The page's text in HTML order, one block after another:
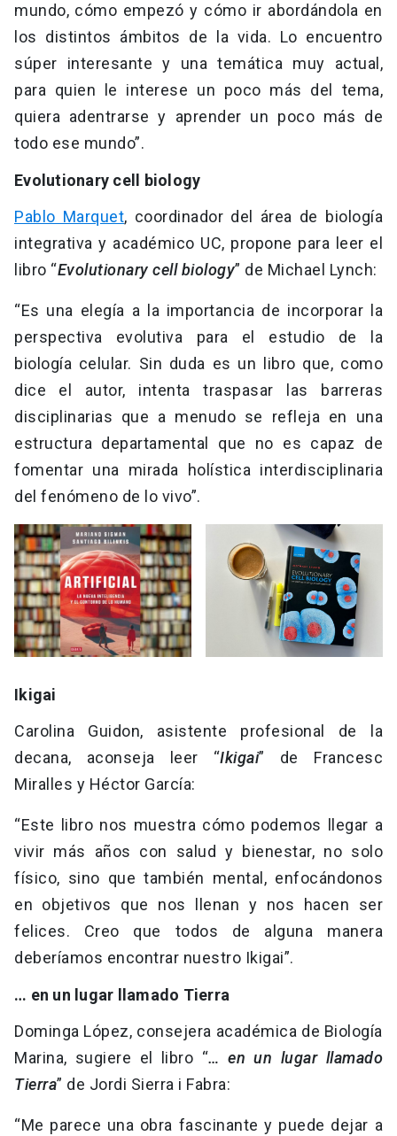
mundo, cómo empezó y cómo ir abordándola en
los distintos ámbitos de la vida. Lo encuentro
súper interesante y una temática muy actual,
para quien le interese un poco más del tema,
quiera adentrarse y aprender un poco más de
todo ese mundo”.
Evolutionary cell biology
Pablo Marquet, coordinador del área de biología
integrativa y académico UC, propone para leer el
libro “Evolutionary cell biology” de Michael Lynch:
“Es una elegía a la importancia de incorporar la
perspectiva evolutiva para el estudio de la
biología celular. Sin duda es un libro que, como
dice el autor, intenta traspasar las barreras
disciplinarias que a menudo se refleja en una
estructura departamental que no es capaz de
fomentar una mirada holística interdisciplinaria
del fenómeno de lo vivo”.
Ikigai
Carolina Guidon, asistente profesional de la
decana, aconseja leer “Ikigai” de Francesc
Miralles y Héctor García:
“Este libro nos muestra cómo podemos llegar a
vivir más años con salud y bienestar, no solo
físico, sino que también mental, enfocándonos
en objetivos que nos llenan y nos hacen ser
felices. Creo que todos de alguna manera
deberíamos encontrar nuestro Ikigai”.
… en un lugar llamado Tierra
Dominga López, consejera académica de Biología
Marina, sugiere el libro “… en un lugar llamado
Tierra” de Jordi Sierra i Fabra:
“Me parece una obra fascinante y puede dejar a